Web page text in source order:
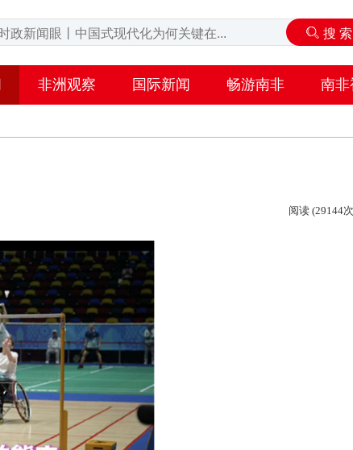
非洲观察 国际新闻 畅游南非 南非
阅读 (29144